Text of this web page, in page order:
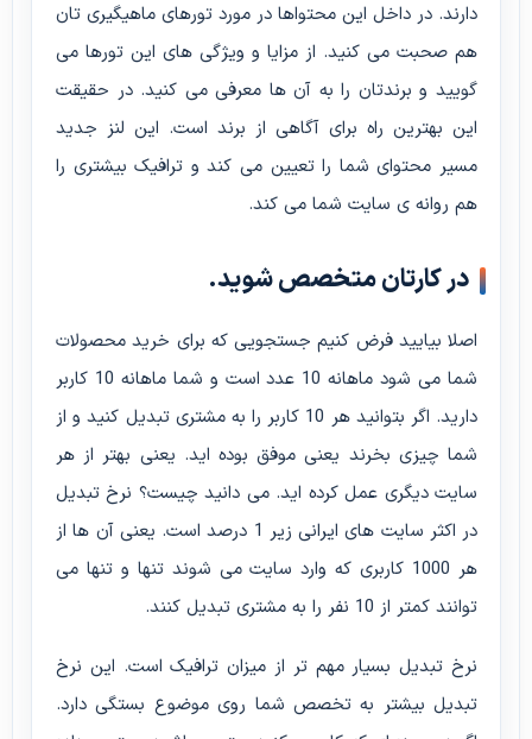
دارند. در داخل این محتواها در مورد تورهای ماهیگیری تان
هم صحبت می کنید. از مزایا و ویژگی های این تورها می
گویید و برندتان را به آن ها معرفی می کنید. در حقیقت
این بهترین راه برای آگاهی از برند است. این لنز جدید
مسیر محتوای شما را تعیین می کند و ترافیک بیشتری را
هم روانه ی سایت شما می کند.
در کارتان متخصص شوید.
اصلا بیایید فرض کنیم جستجویی که برای خرید محصولات
شما می شود ماهانه 10 عدد است و شما ماهانه 10 کاربر
دارید. اگر بتوانید هر 10 کاربر را به مشتری تبدیل کنید و از
شما چیزی بخرند یعنی موفق بوده اید. یعنی بهتر از هر
سایت دیگری عمل کرده اید. می دانید چیست؟ نرخ تبدیل
در اکثر سایت های ایرانی زیر 1 درصد است. یعنی آن ها از
هر 1000 کاربری که وارد سایت می شوند تنها و تنها می
توانند کمتر از 10 نفر را به مشتری تبدیل کنند.
نرخ تبدیل بسیار مهم تر از میزان ترافیک است. این نرخ
تبدیل بیشتر به تخصص شما روی موضوع بستگی دارد.